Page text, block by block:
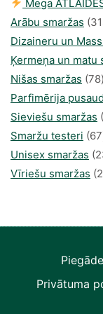
Mega
Arābu smaržas
Dizaineru un
Ķermeņa un matu
Nišas smaržas 78
Parfimērija
Sieviešu smaržas
Smaržu testeri 67
Unisex smaržas
Vīriešu smaržas
Piegāde
Privātuma